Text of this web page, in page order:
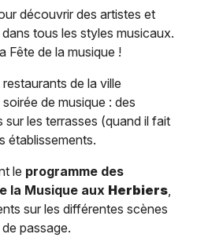
découvrir des artistes et
tous les styles musicaux.
Fête de la musique !
de la ville
de musique : des
les terrasses (quand il fait
établissements.
le programme des
la Musique aux Herbiers,
sur les différentes scènes
passage.